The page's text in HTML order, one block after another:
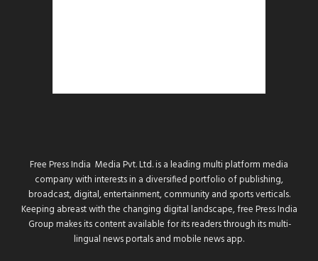
Free Press India Media Pvt. Ltd. is a leading multi platform media
company with interests in a diversified portfolio of publishing,
broadcast, digital, entertainment, community and sports verticals.
Keeping abreast with the changing digital landscape, free Press India
Group makes its content available for its readers through its multi-
lingual news portals and mobile news app.